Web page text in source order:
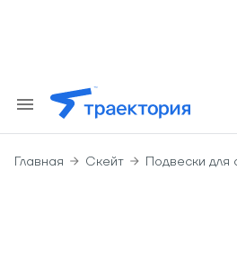
Главная Скейт Подвески для